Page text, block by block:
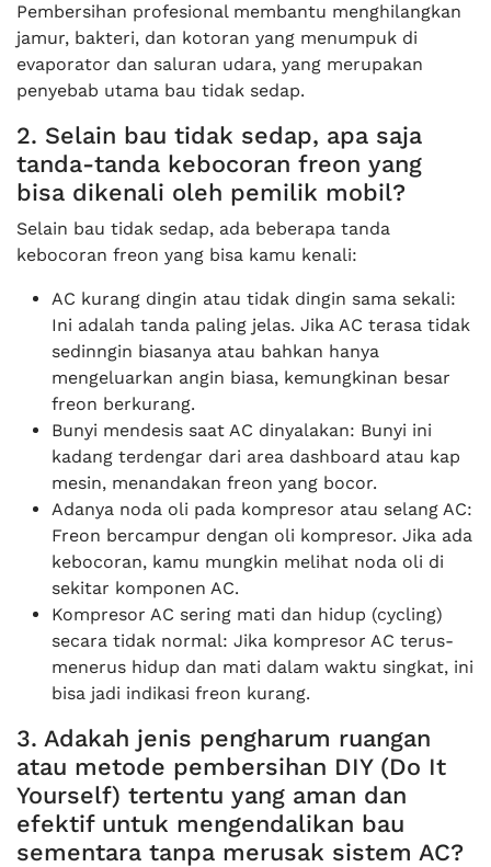
Pembersihan profesional membantu menghilangkan
jamur, bakteri, dan kotoran yang menumpuk di
evaporator dan saluran udara, yang merupakan
penyebab utama bau tidak sedap.
2. Selain bau tidak sedap, apa saja
tanda-tanda kebocoran freon yang
bisa dikenali oleh pemilik mobil?
Selain bau tidak sedap, ada beberapa tanda
kebocoran freon yang bisa kamu kenali:
AC kurang dingin atau tidak dingin sama sekali:
Ini adalah tanda paling jelas. Jika AC terasa tidak
sedinngin biasanya atau bahkan hanya
mengeluarkan angin biasa, kemungkinan besar
freon berkurang.
Bunyi mendesis saat AC dinyalakan: Bunyi ini
kadang terdengar dari area dashboard atau kap
mesin, menandakan freon yang bocor.
Adanya noda oli pada kompresor atau selang AC:
Freon bercampur dengan oli kompresor. Jika ada
kebocoran, kamu mungkin melihat noda oli di
sekitar komponen AC.
Kompresor AC sering mati dan hidup (cycling)
secara tidak normal: Jika kompresor AC terus-
menerus hidup dan mati dalam waktu singkat, ini
bisa jadi indikasi freon kurang.
3. Adakah jenis pengharum ruangan
atau metode pembersihan DIY (Do It
Yourself) tertentu yang aman dan
efektif untuk mengendalikan bau
sementara tanpa merusak sistem AC?